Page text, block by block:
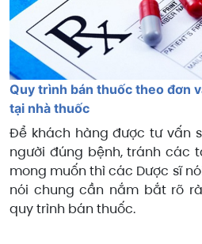
Quy trình bán thuốc theo đơn
tại nhà thuốc
Để khách hàng được tư vấn
người đúng bệnh, tránh các
mong muốn thì các Dược sĩ
nói chung cần nắm bắt rõ
quy trình bán thuốc.